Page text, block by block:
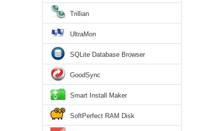
Trillian
UltraMon
SQLite Database Browser
GoodSync
Smart Install Maker
SoftPerfect RAM Disk